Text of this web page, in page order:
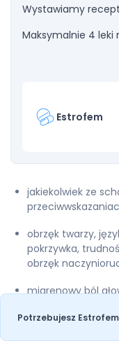
Wystawiamy
Maksymalnie 4 leki
Estrofem
jakiekolwiek ze
obrzęk twarzy,
pokrzywka,
obrzęk
migrenowy ból
istotne
Potrzebujesz